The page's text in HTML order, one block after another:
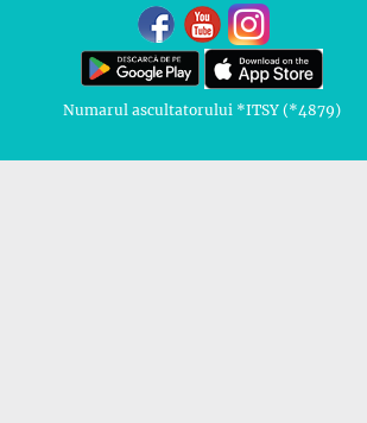
Numarul ascultatorului *ITSY (*4879)